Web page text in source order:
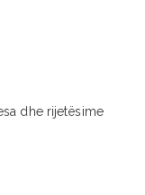
dhe rijetësime